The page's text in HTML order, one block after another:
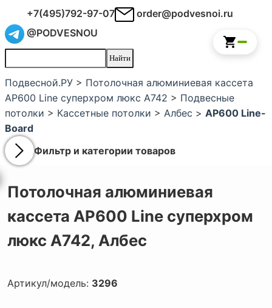
+7(495)792-97-07
order@podvesnoi.ru
@PODVESNOU
Подвесной.РУ > Потолочная алюминиевая кассета
AP600 Line суперхром люкс А742 > Подвесные
потолки > Кассетные потолки > Албес > AP600 Line-
Board
Фильтр и категории товаров
Потолочная алюминиевая
кассета AP600 Line суперхром
люкс А742, Албес
Артикул/модель: 3296